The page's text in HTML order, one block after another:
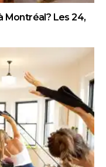
Montréal? Les 24,